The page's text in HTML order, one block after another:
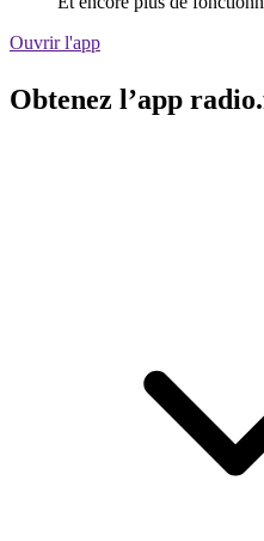
Ouvrir l'app
Obtenez l’app